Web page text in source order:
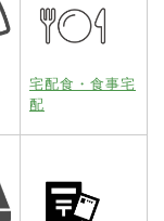
宅配食・食事宅
配